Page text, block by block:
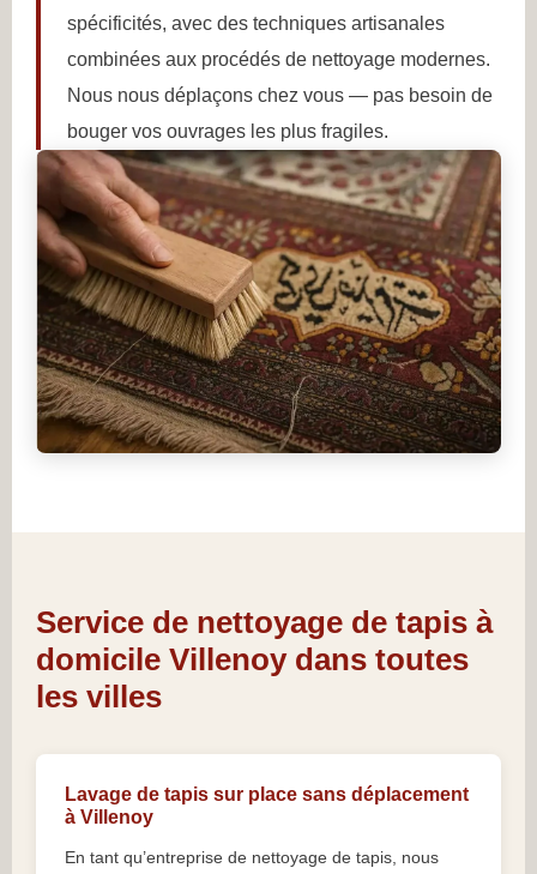
spécificités, avec des techniques artisanales
combinées aux procédés de nettoyage modernes.
Nous nous déplaçons chez vous — pas besoin de
bouger vos ouvrages les plus fragiles.
Service de nettoyage de tapis à
domicile Villenoy dans toutes
les villes
Lavage de tapis sur place sans déplacement
à Villenoy
En tant qu’entreprise de nettoyage de tapis, nous